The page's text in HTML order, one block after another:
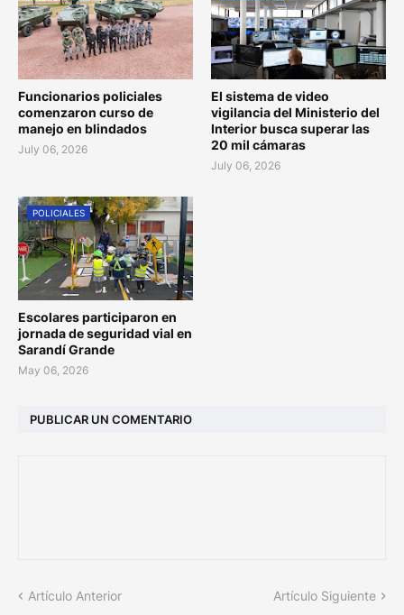
Funcionarios policiales
comenzaron curso de
manejo en blindados
July 06, 2026
El sistema de video
vigilancia del Ministerio del
Interior busca superar las
20 mil cámaras
July 06, 2026
POLICIALES
Escolares participaron en
jornada de seguridad vial en
Sarandí Grande
May 06, 2026
PUBLICAR UN COMENTARIO
Artículo Anterior Artículo Siguiente